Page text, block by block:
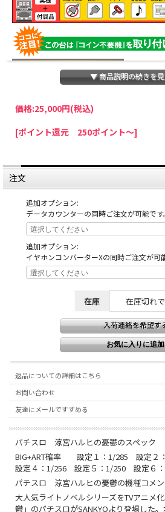
パチスロわっしょいでは、全ての台に「コイン不
せていただいております。コイン不要機をご利用
ていただきましたら、ご注文価格より2000円引き
※在庫切れの台でも入荷している場合がありますの
わせ下さい。
▼ 商品説明の続きを
価格:25,000円(税込)
[ポイント還元 250ポイント～]
注文
追加オプション:
データカウンターの同時ご注文が可能です。
追加オプション:
イヤホンコンバーターXの同時ご注文が可
在庫 在庫切れで
返品についての詳細はこちら
お問い合わせ
友達にメールですすめる
パチスロ 涼宮ハルヒの憂鬱のスペック
BIG+ART確率 設定１：1/285 設定２
設定４：1/256 設定５：1/250 設定６
パチスロ 涼宮ハルヒの憂鬱の機種コメン
大人気ライトノベルシリーズをTVアニメ
鬱」のパチスロがSANKYOより登場した